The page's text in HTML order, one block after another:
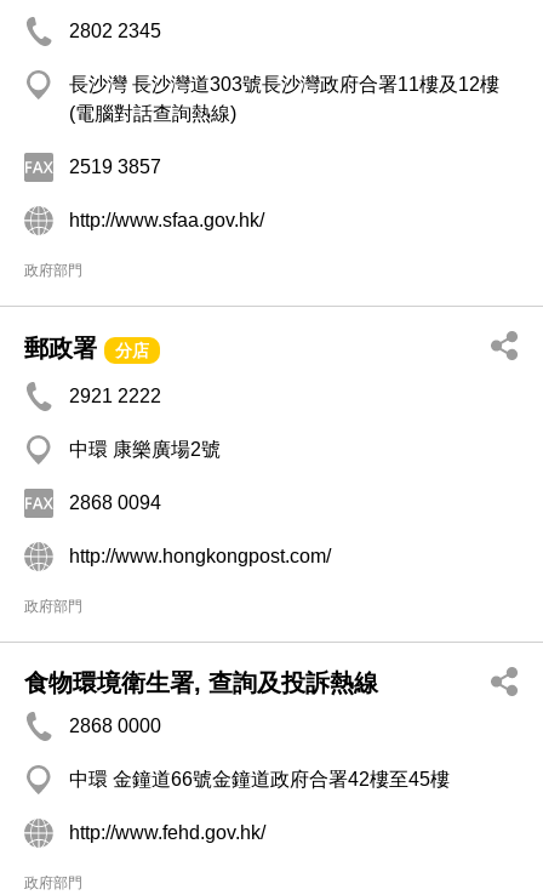
2802 2345
長沙灣 長沙灣道303號長沙灣政府合署11樓及12樓
(電腦對話查詢熱線)
2519 3857
http://www.sfaa.gov.hk/
政府部門
郵政署 分店
2921 2222
中環 康樂廣場2號
2868 0094
http://www.hongkongpost.com/
政府部門
食物環境衛生署, 查詢及投訴熱線
2868 0000
中環 金鐘道66號金鐘道政府合署42樓至45樓
http://www.fehd.gov.hk/
政府部門